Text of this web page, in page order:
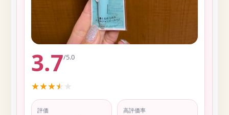
3.7/5.0
★★★★ ★
評価 高評価率